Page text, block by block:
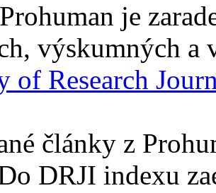
je
výskumných
of Research
články z
DRJI indexu